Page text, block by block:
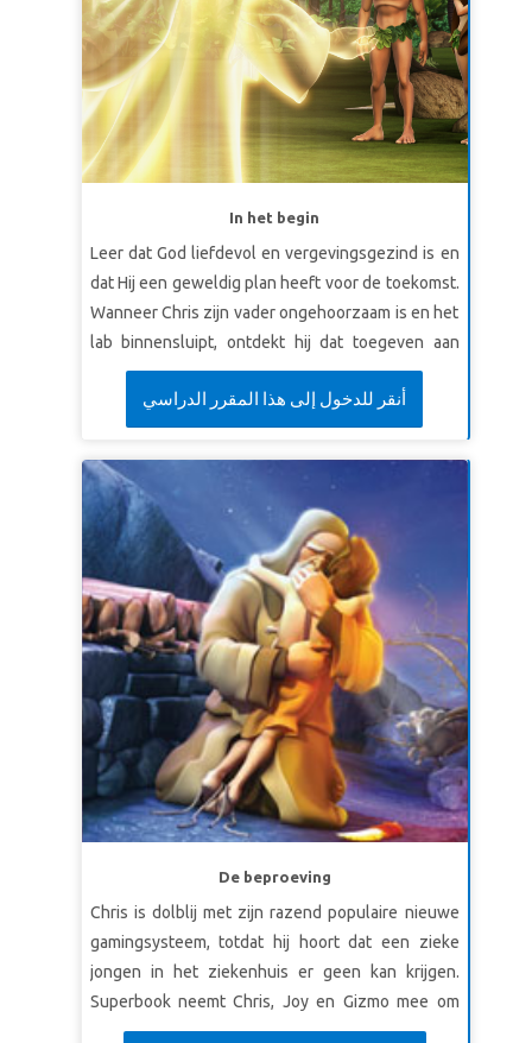
In het begin
Leer dat God liefdevol en vergevingsgezind is en
dat Hij een geweldig plan heeft voor de toekomst.
Wanneer Chris zijn vader ongehoorzaam is en het
lab binnensluipt, ontdekt hij dat toegeven aan
verleiding desastreuze gevolgen kan hebben!
Superbook neemt Chris, Joy en Gizmo mee om
getuige te zijn van Lucifers opstand en val uit de
hemel. Ontdek de schoonheid van Gods
schepping in de Hof van Eden en ontdek hoe
Adam en Eva door ongehoorzaamheid zonde in de
wereld brengen. De kinderen leren dat God
liefdevol en vergevingsgezind is en dat Hij een
geweldig plan heeft voor de toekomst! *Bekijk
voor deze cursus een voorbeeld van de
Bijbelverhalenvideo, want sommige beelden
kunnen te intens zijn voor jonge kinderen. De
verkorte versie is minder intens. Bekijk ook de
Bijbel Achtergrond en de Wegwijzer video's.
أنقر للدخول إلى هذا المقرر الدراسي
De beproeving
Chris is dolblij met zijn razend populaire nieuwe
gamingsysteem, totdat hij hoort dat een zieke
jongen in het ziekenhuis er geen kan krijgen.
Superbook neemt Chris, Joy en Gizmo mee om
Abraham te ontmoeten, die voor de ultieme test